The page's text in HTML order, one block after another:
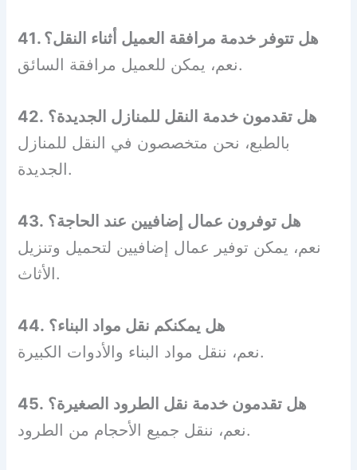
41. هل تتوفر خدمة مرافقة العميل أثناء النقل؟
نعم، يمكن للعميل مرافقة السائق.
42. هل تقدمون خدمة النقل للمنازل الجديدة؟
بالطبع، نحن متخصصون في النقل للمنازل
الجديدة.
43. هل توفرون عمال إضافيين عند الحاجة؟
نعم، يمكن توفير عمال إضافيين لتحميل وتنزيل
الأثاث.
44. هل يمكنكم نقل مواد البناء؟
نعم، ننقل مواد البناء والأدوات الكبيرة.
45. هل تقدمون خدمة نقل الطرود الصغيرة؟
نعم، ننقل جميع الأحجام من الطرود.